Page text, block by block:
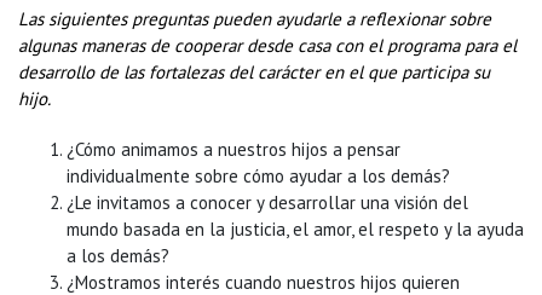
Las siguientes preguntas pueden ayudarle a reflexionar sobre
algunas maneras de cooperar desde casa con el programa para el
desarrollo de las fortalezas del carácter en el que participa su
hijo.
¿Cómo animamos a nuestros hijos a pensar
individualmente sobre cómo ayudar a los demás?
¿Le invitamos a conocer y desarrollar una visión del
mundo basada en la justicia, el amor, el respeto y la ayuda
a los demás?
¿Mostramos interés cuando nuestros hijos quieren